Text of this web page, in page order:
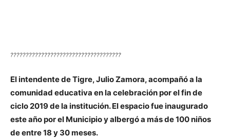
????????????????????????????????????
El intendente de Tigre, Julio Zamora, acompañó a la
comunidad educativa en la celebración por el fin de
ciclo 2019 de la institución. El espacio fue inaugurado
este año por el Municipio y albergó a más de 100 niños
de entre 18 y 30 meses.